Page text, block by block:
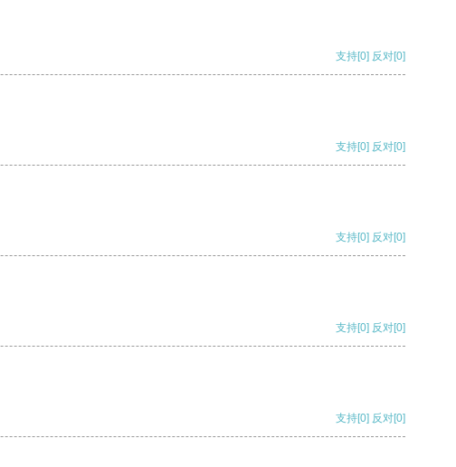
支持[0] 反对[0]
支持[0] 反对[0]
支持[0] 反对[0]
支持[0] 反对[0]
支持[0] 反对[0]